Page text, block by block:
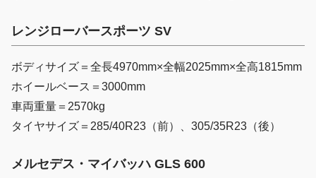
レンジローバースポーツ SV
ボディサイズ＝全長4970mm×全幅2025mm×全高1815mm
ホイールベース＝3000mm
車両重量＝2570kg
タイヤサイズ＝285/40R23（前）、305/35R23（後）
メルセデス・マイバッハ GLS 600